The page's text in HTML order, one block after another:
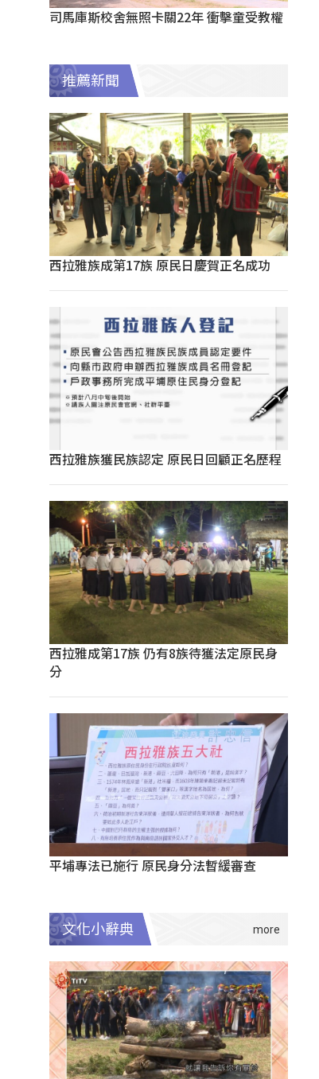
司馬庫斯校舍無照卡關22年 衝擊童受教權
推薦新聞
西拉雅族成第17族 原民日慶賀正名成功
西拉雅族獲民族認定 原民日回顧正名歷程
西拉雅成第17族 仍有8族待獲法定原民身
分
平埔專法已施行 原民身分法暫緩審查
文化小辭典